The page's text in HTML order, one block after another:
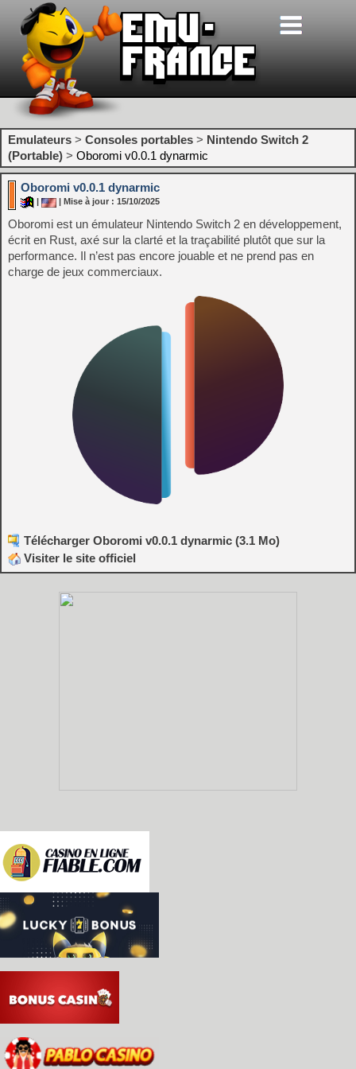
Emulateurs > Consoles portables > Nintendo Switch 2
(Portable) > Oboromi v0.0.1 dynarmic
Oboromi v0.0.1 dynarmic
| Mise à jour : 15/10/2025
Oboromi est un émulateur Nintendo Switch 2 en développement,
écrit en Rust, axé sur la clarté et la traçabilité plutôt que sur la
performance. Il n’est pas encore jouable et ne prend pas en
charge de jeux commerciaux.
Télécharger Oboromi v0.0.1 dynarmic (3.1 Mo)
Visiter le site officiel